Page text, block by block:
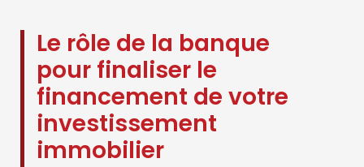
Le rôle de la banque
pour finaliser le
financement de votre
investissement
immobilier